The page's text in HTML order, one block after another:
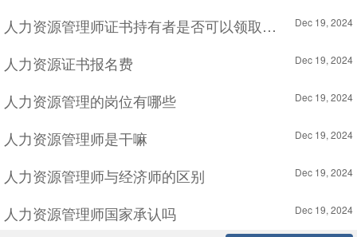
人力资源管理师证书持有者是否可以领取失业保险参保职工技能提升补贴 Dec 19, 2024
人力资源证书报名费 Dec 19, 2024
人力资源管理的岗位有哪些 Dec 19, 2024
人力资源管理师是干嘛 Dec 19, 2024
人力资源管理师与经济师的区别 Dec 19, 2024
人力资源管理师国家承认吗 Dec 19, 2024